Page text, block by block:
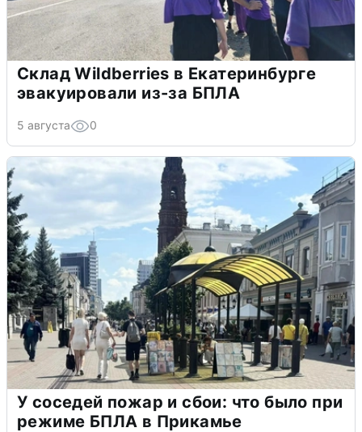
Склад Wildberries в Екатеринбурге
эвакуировали из-за БПЛА
5 августа 0
У соседей пожар и сбои: что было при
режиме БПЛА в Прикамье